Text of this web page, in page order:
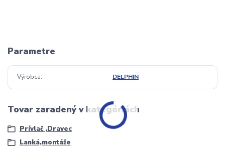
Parametre
Výrobca DELPHIN
Tovar zaradený v kategóriách
Prívlač ,Dravec
Lanká,montáže